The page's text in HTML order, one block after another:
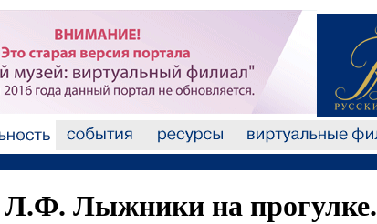
Л.Ф. Лыжники на прогулке.